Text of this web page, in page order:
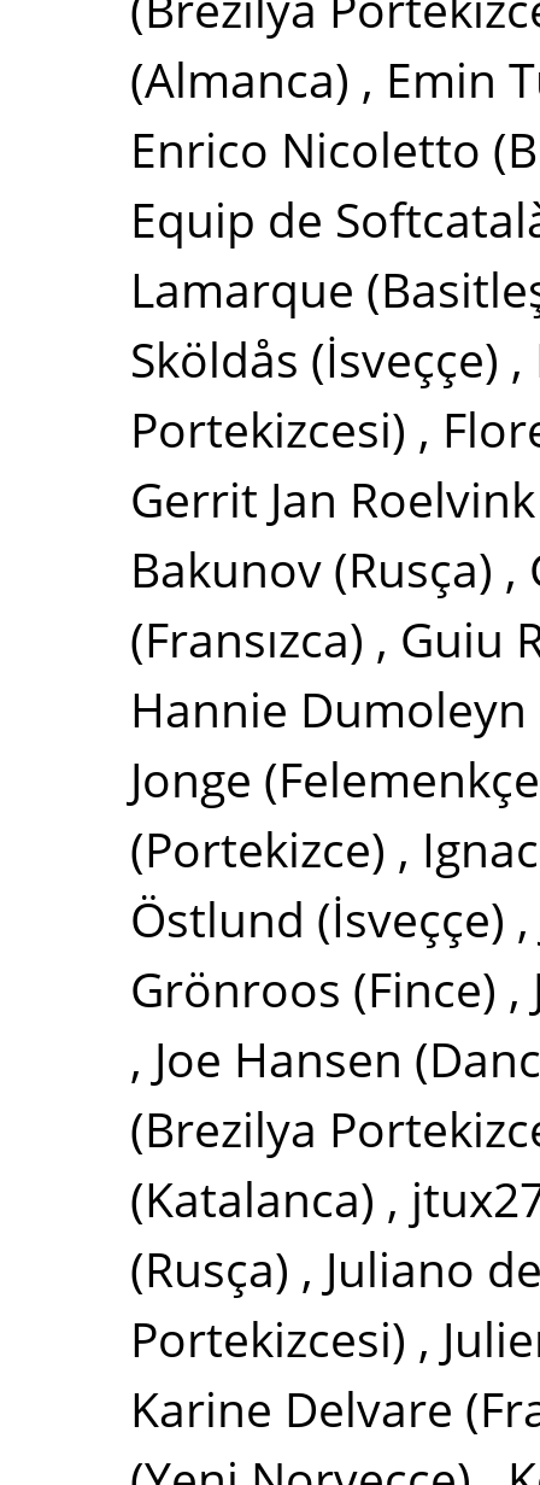
(Almanca) , Emin
Enrico Nicoletto
Equip de
Lamarque
Sköldås (İsveççe) ,
Portekizcesi) ,
Gerrit Jan Roelvink
Bakunov (Rusça) ,
(Fransızca) , Guiu
Hannie Dumoleyn
Jonge
(Portekizce) ,
Östlund (İsveççe) ,
Grönroos (Fince) ,
, Joe Hansen
(Brezilya
(Katalanca) ,
(Rusça) , Juliano
Portekizcesi) ,
Karine Delvare